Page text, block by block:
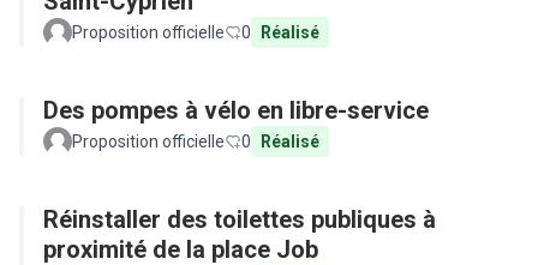
Proposition officielle 0 Réalisé
Des pompes à vélo en libre-service
Proposition officielle 0 Réalisé
Réinstaller des toilettes publiques à
proximité de la place Job